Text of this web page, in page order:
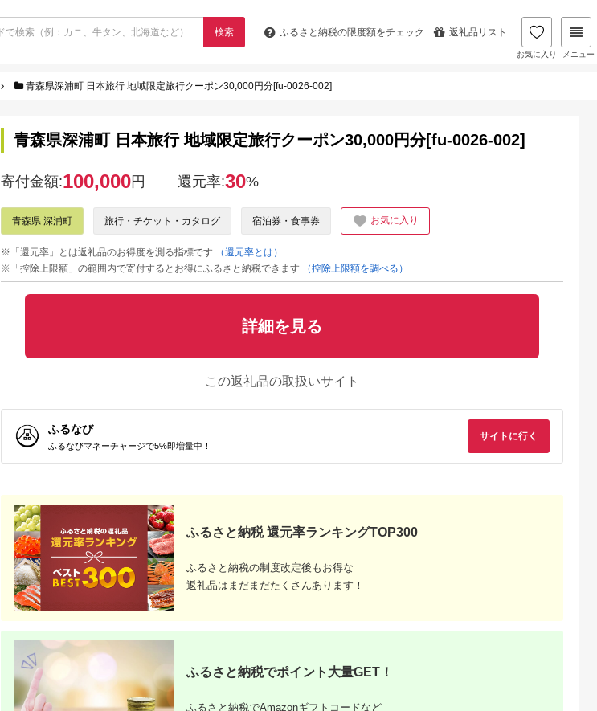
検索 ふるさと納税の限度額をチェック 返礼品リスト
お気に入り メニュー
青森県深浦町 日本旅行 地域限定旅行クーポン30,000円分[fu-0026-002]
青森県深浦町 日本旅行 地域限定旅行クーポン30,000円分[fu-0026-002]
寄付金額:100,000円 還元率:30%
青森県 深浦町 旅行・チケット・カタログ 宿泊券・食事券 お気に入り
※「還元率」とは返礼品のお得度を測る指標です
（還元率とは）
※「控除上限額」の範囲内で寄付するとお得にふるさと納税できます
（控除上限額を調べる）
詳細を見る
この返礼品の取扱いサイト
ふるなび
ふるなびマネーチャージで5%即増量中！
サイトに行く
ふるさと納税 還元率ランキングTOP300
ふるさと納税の制度改定後もお得な
返礼品はまだまだたくさんあります！
ふるさと納税でポイント大量GET！
ふるさと納税でAmazonギフトコードなど